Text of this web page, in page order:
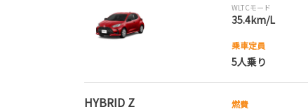
WLTCモード
35.4km/L
乗車定員
5人乗り
HYBRID Z 燃費